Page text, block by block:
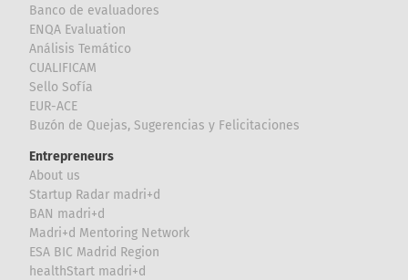
Banco de evaluadores
ENQA Evaluation
Análisis Temático
CUALIFICAM
Sello Sofía
EUR-ACE
Buzón de Quejas, Sugerencias y Felicitaciones
Entrepreneurs
About us
Startup Radar madri+d
BAN madri+d
Madri+d Mentoring Network
ESA BIC Madrid Region
healthStart madri+d